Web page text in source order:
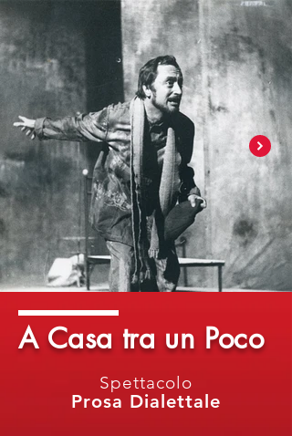
A Casa tra un Poco
Prosa Dialettale
Spettacolo